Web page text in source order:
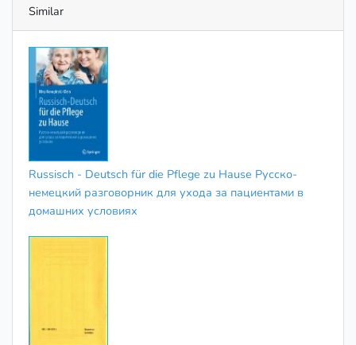
Similar
Russisch - Deutsch für die Pflege zu Hause Русско-
немецкий разговорник для ухода за пациентами в
домашних условиях